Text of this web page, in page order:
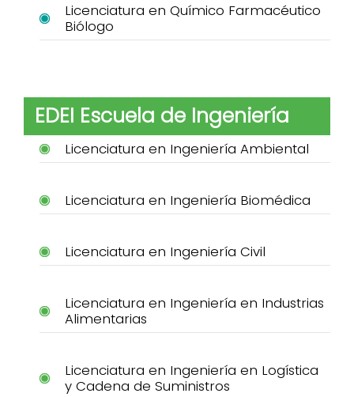
Licenciatura en Químico Farmacéutico
Biólogo
EDEI Escuela de Ingeniería
Licenciatura en Ingeniería Ambiental
Licenciatura en Ingeniería Biomédica
Licenciatura en Ingeniería Civil
Licenciatura en Ingeniería en Industrias
Alimentarias
Licenciatura en Ingeniería en Logística
y Cadena de Suministros